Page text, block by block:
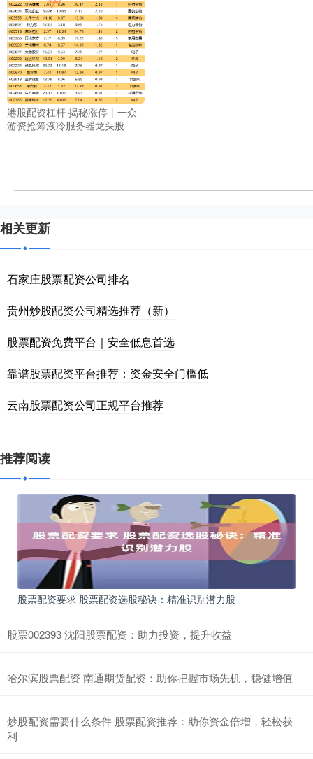
港股配资杠杆 揭秘涨停丨一众
游资抢筹液冷服务器龙头股
相关更新
石家庄股票配资公司排名
贵州炒股配资公司精选推荐（新）
股票配资免费平台｜安全低息首选
靠谱股票配资平台推荐：资金安全门槛低
云南股票配资公司正规平台推荐
推荐阅读
股票配资要求 股票配资选股秘诀：精准识别潜力股
股票002393 沈阳股票配资：助力投资，提升收益
哈尔滨股票配资 南通期货配资：助你把握市场先机，稳健增值
炒股配资需要什么条件 股票配资推荐：助你资金倍增，轻松获
利